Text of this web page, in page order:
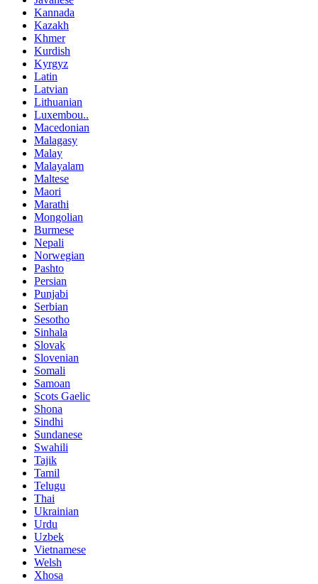
Kannada
Kazakh
Khmer
Kurdish
Kyrgyz
Latin
Latvian
Lithuanian
Luxembou..
Macedonian
Malagasy
Malay
Malayalam
Maltese
Maori
Marathi
Mongolian
Burmese
Nepali
Norwegian
Pashto
Persian
Punjabi
Serbian
Sesotho
Sinhala
Slovak
Slovenian
Somali
Samoan
Scots Gaelic
Shona
Sindhi
Sundanese
Swahili
Tajik
Tamil
Telugu
Thai
Ukrainian
Urdu
Uzbek
Vietnamese
Welsh
Xhosa